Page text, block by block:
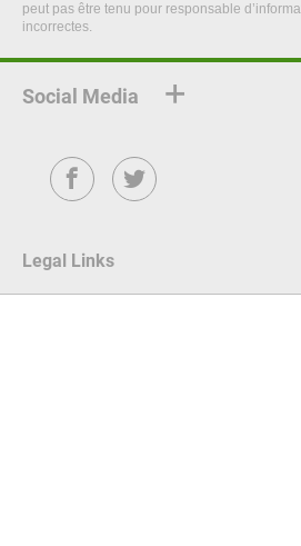
peut pas être tenu pour responsable
incorrectes.
Social Media
FacebookTwitter
Legal Links